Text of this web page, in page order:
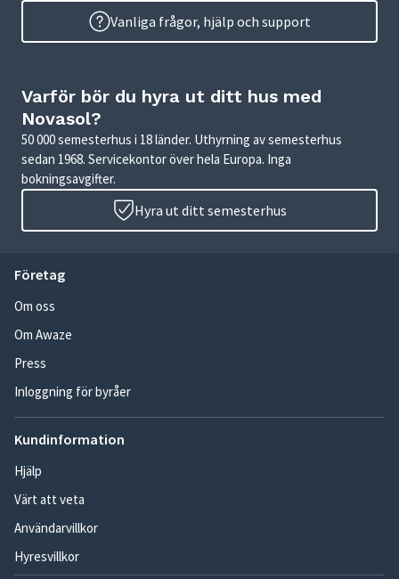
Vanliga frågor, hjälp och support
Varför bör du hyra ut ditt hus med
Novasol?
50 000 semesterhus i 18 länder. Uthyrning av semesterhus
sedan 1968. Servicekontor över hela Europa. Inga
bokningsavgifter.
Hyra ut ditt semesterhus
Företag
Om oss
Om Awaze
Press
Inloggning för byråer
Kundinformation
Hjälp
Värt att veta
Användarvillkor
Hyresvillkor